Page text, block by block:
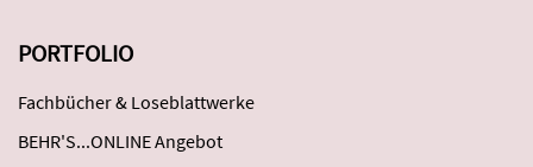
PORTFOLIO
Fachbücher & Loseblattwerke
BEHR'S...ONLINE Angebot